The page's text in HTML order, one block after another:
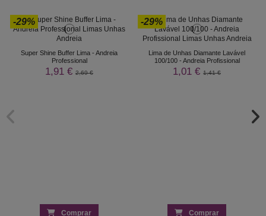
-29%
Super Shine Buffer Lima - Andreia
Professional
1,91 € 2,69 €
Comprar
-29%
Lima de Unhas Diamante Lavável
100/100 - Andreia Profissional
1,01 € 1,41 €
Comprar